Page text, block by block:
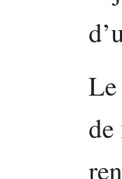
de